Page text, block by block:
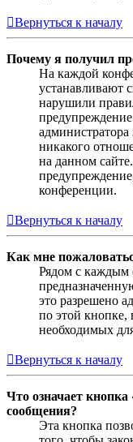
Вернуться к началу
Почему я получил
На каждой
устанавливают
нарушили
никакого
на данном
конференции.
Вернуться к началу
Как мне
Рядом с каждым
это разрешено
по этой кнопке,
необходимых
Вернуться к началу
Что означает
сообщения?
Эта кнопка